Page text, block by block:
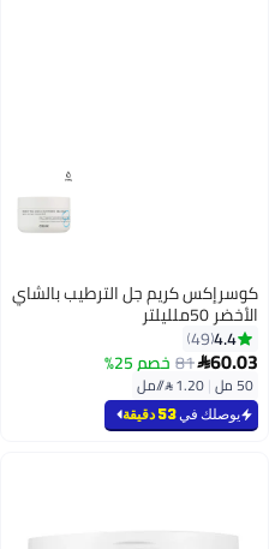
كوسرإكس كريم جل الترطيب بالشاي
الأخضر 50ملليلتر
4.4
49
60.03
81 خصم 25%
50 مل |1.20 /⁨/مل⁩
يوصلك في53 دقيقة